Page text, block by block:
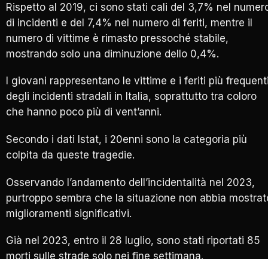
Rispetto al 2019, ci sono stati cali del 3,7% nel
di incidenti e del 7,4% nel numero di feriti, mentre il
numero di vittime è rimasto pressoché stabile,
mostrando solo una diminuzione dello 0,4%.
I giovani rappresentano le vittime e i feriti più
degli incidenti stradali in Italia, soprattutto tra coloro
che hanno poco più di vent’anni.
Secondo i dati Istat, i 20enni sono la categoria più
colpita da queste tragedie.
Osservando l’andamento dell’incidentalità nel 2023,
purtroppo sembra che la situazione non abbia
miglioramenti significativi.
Già nel 2023, entro il 28 luglio, sono stati riportati 85
morti sulle strade solo nei fine settimana.